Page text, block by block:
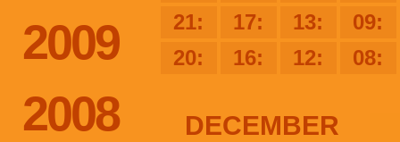
2009
2008
21:
17: 13:
09:
20:
16: 12: 08:
DECEMBER